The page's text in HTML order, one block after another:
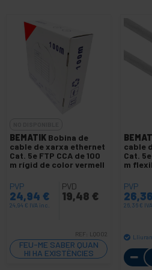
BEMATIK Bobina de
cable de xarxa ethernet
Cat. 5e FTP CCA de 100
m rígid de color vermell
PVP
24,94 €
24,94 € IVA inc.
PVD
19,48 €
REF: LQ002
FEU-ME SABER QUAN
HI HA EXISTÈNCIES
cable
Cat.
m
PVP
26,36 €